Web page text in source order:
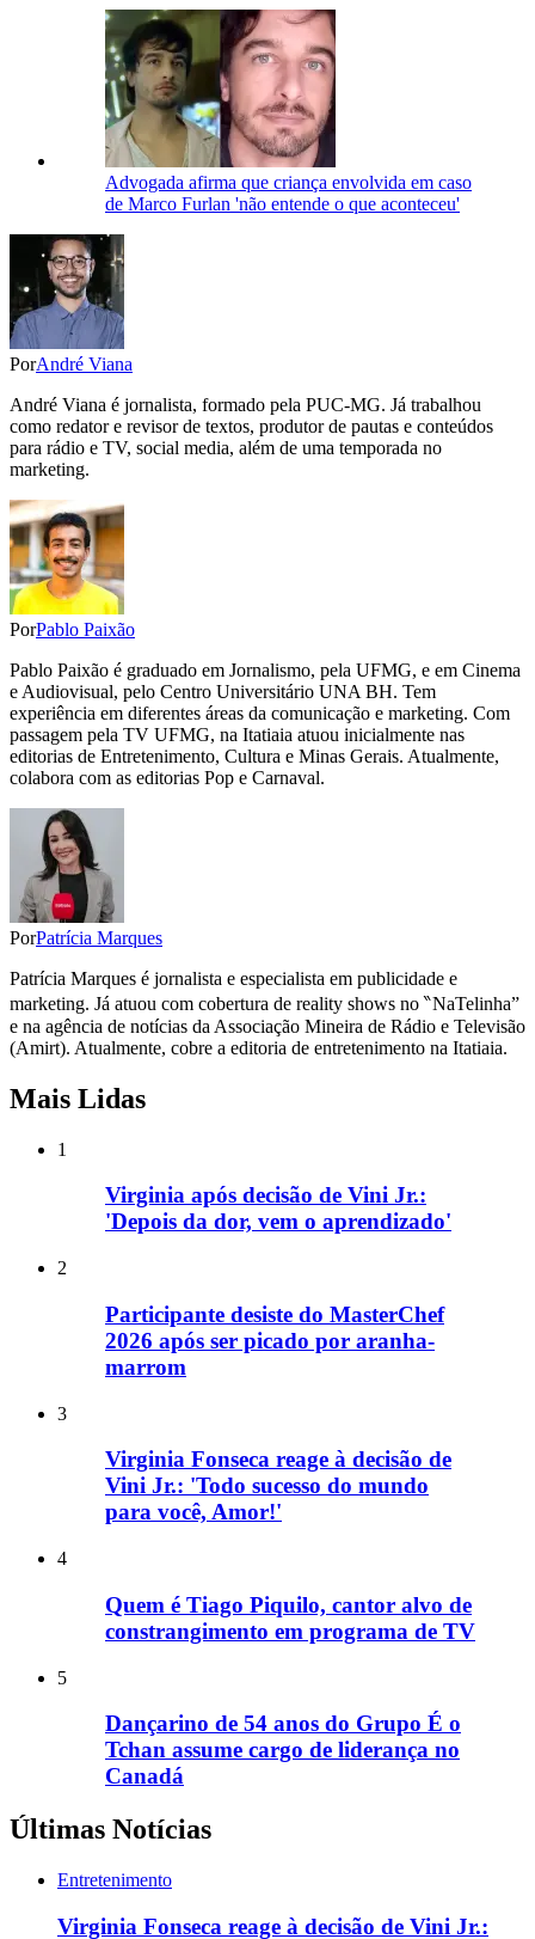
Advogada afirma que criança envolvida em caso
de Marco Furlan 'não entende o que aconteceu'
PorAndré Viana
André Viana é jornalista, formado pela PUC-MG. Já trabalhou
como redator e revisor de textos, produtor de pautas e conteúdos
para rádio e TV, social media, além de uma temporada no
marketing.
PorPablo Paixão
Pablo Paixão é graduado em Jornalismo, pela UFMG, e em Cinema
e Audiovisual, pelo Centro Universitário UNA BH. Tem
experiência em diferentes áreas da comunicação e marketing. Com
passagem pela TV UFMG, na Itatiaia atuou inicialmente nas
editorias de Entretenimento, Cultura e Minas Gerais. Atualmente,
colabora com as editorias Pop e Carnaval.
PorPatrícia Marques
Patrícia Marques é jornalista e especialista em publicidade e
marketing. Já atuou com cobertura de reality shows no ‶NaTelinha”
e na agência de notícias da Associação Mineira de Rádio e Televisão
(Amirt). Atualmente, cobre a editoria de entretenimento na Itatiaia.
Mais Lidas
1
Virginia após decisão de Vini Jr.:
'Depois da dor, vem o aprendizado'
2
Participante desiste do MasterChef
2026 após ser picado por aranha-
marrom
3
Virginia Fonseca reage à decisão de
Vini Jr.: 'Todo sucesso do mundo
para você, Amor!'
4
Quem é Tiago Piquilo, cantor alvo de
constrangimento em programa de TV
5
Dançarino de 54 anos do Grupo É o
Tchan assume cargo de liderança no
Canadá
Últimas Notícias
Entretenimento
Virginia Fonseca reage à decisão de Vini Jr.: